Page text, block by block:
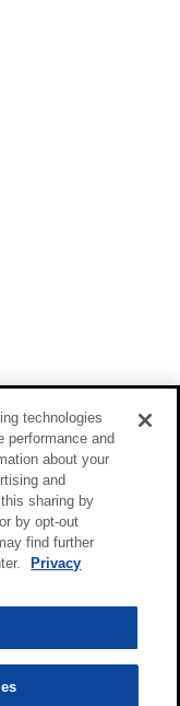
technologies
performance and
about your
and
sharing by
by opt-out
find further
Privacy